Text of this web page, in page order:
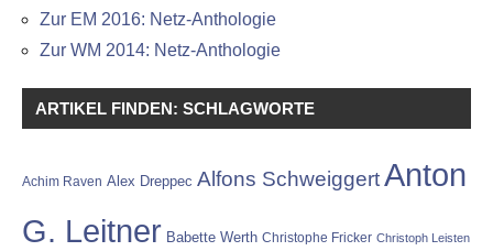
Zur EM 2016: Netz-Anthologie
Zur WM 2014: Netz-Anthologie
ARTIKEL FINDEN: SCHLAGWORTE
Achim Raven Alex Dreppec Alfons SchweiggertAnton
G. Leitner Babette Werth Christophe Fricker Christoph Leisten